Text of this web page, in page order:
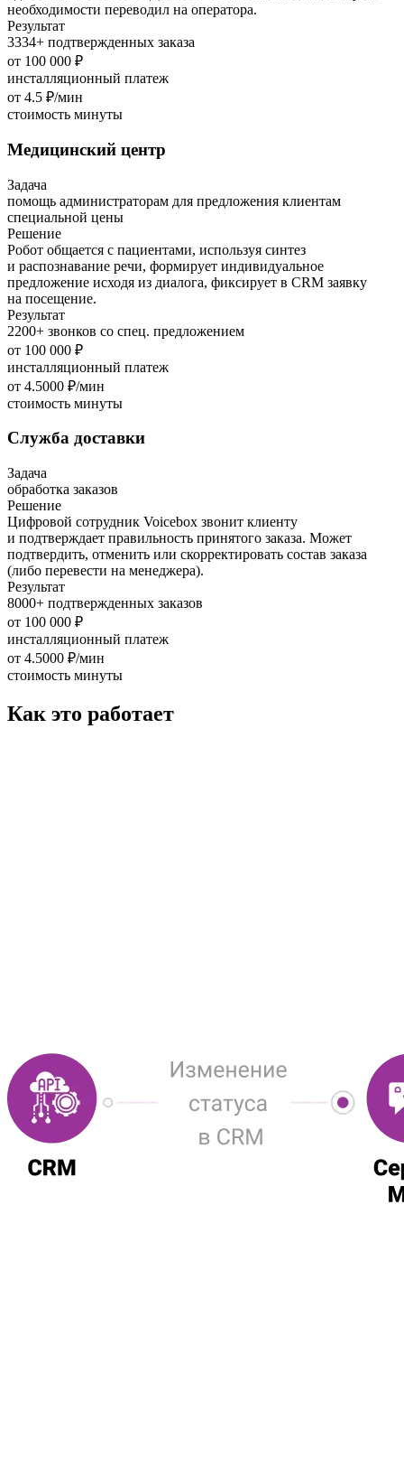
необходимости переводил на оператора.
Результат
3334+ подтвержденных заказа
от 100 000 ₽
инсталляционный платеж
от 4.5 ₽/мин
стоимость минуты
Медицинский центр
Задача
помощь администраторам для пред­ло­жения клиентам
специальной цены
Решение
Робот общается с пациентами, используя синтез
и распознавание речи, формирует индивидуальное
предложение исходя из диалога, фиксирует в CRM заявку
на посещение.
Результат
2200+ звонков со спец. предложением
от 100 000 ₽
инсталляционный платеж
от 4.5000 ₽/мин
стоимость минуты
Служба доставки
Задача
обработка заказов
Решение
Цифровой сотрудник Voicebox звонит клиенту
и подтверждает правильность принятого заказа. Может
подтвердить, отменить или скорректировать состав заказа
(либо перевести на менеджера).
Результат
8000+ подтвержденных заказов
от 100 000 ₽
инсталляционный платеж
от 4.5000 ₽/мин
стоимость минуты
Как это работает